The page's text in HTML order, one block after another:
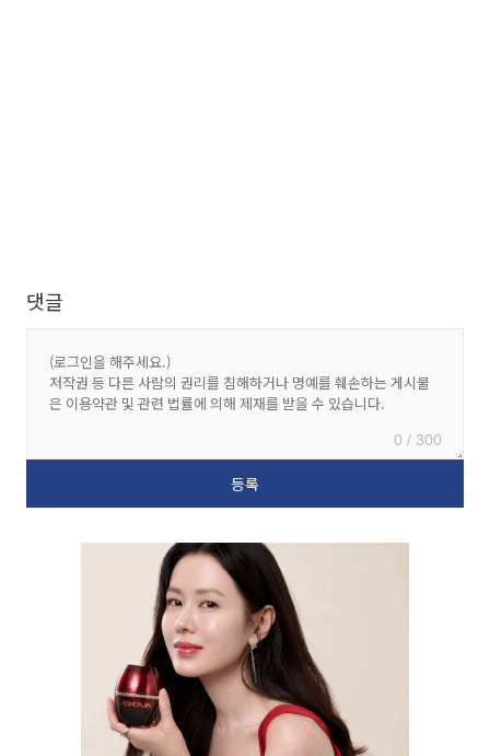
댓글
0 / 300